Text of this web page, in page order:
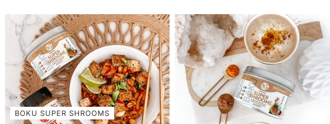
-2 ½ 杯不加糖杏仁奶或蔬菜汤（或组合）
- ¼ 杯营养酵母 -2 或 3 瓣大蒜，切碎 -2
茶匙 木鲜味调味料 -1/2 汤匙 Boku 超级
蘑菇粉 -1茶匙洋葱粉 -1茶匙盐 - ½ 茶匙
胡椒粉 - ½ 个柠檬汁 - 切碎的纯素奶酪
作为配料 路线： 1) 将烤箱预热至375
度。将土豆去皮。使用曼陀林或手动用刀
将土豆切成 ⅛ 英寸的片。 2) 制作奶油
酱，将腰果、牛奶和/或蔬菜汤、营养酵
BOKU SUPER SHROOMS